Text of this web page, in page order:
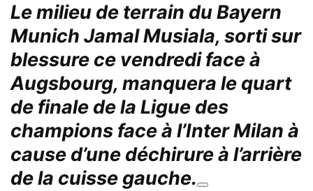
Le milieu de terrain du Bayern
Munich Jamal Musiala, sorti sur
blessure ce vendredi face à
Augsbourg, manquera le quart
de finale de la Ligue des
champions face à l’Inter Milan à
cause d’une déchirure à l’arrière
de la cuisse gauche.